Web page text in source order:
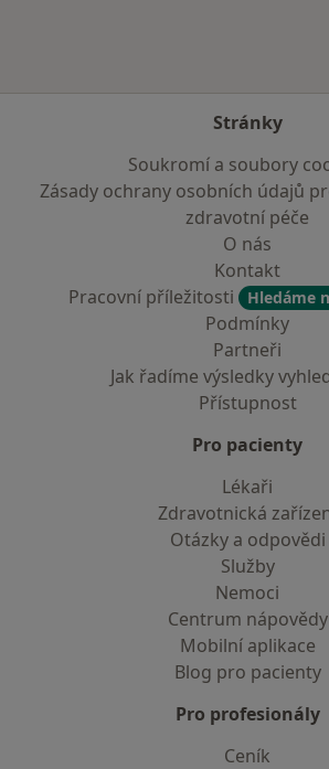
Stránky
Soukromí a soubory
Zásady ochrany osobních údajů
zdravotní péče
O nás
Kontakt
Pracovní příležitosti
Hledáme
Podmínky
Partneři
Jak řadíme výsledky
Přístupnost
Pro pacienty
Lékaři
Zdravotnická
Otázky a odpovědi
Služby
Nemoci
Centrum nápovědy
Mobilní aplikace
Blog pro pacienty
Pro profesionály
Ceník